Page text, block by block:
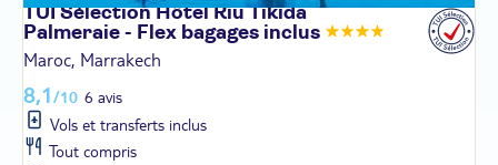
TUI Sélection Hôtel Riu Tikida
Palmeraie - Flex bagages inclus
Maroc, Marrakech
8,1/10 6 avis
Vols et transferts inclus
Tout compris